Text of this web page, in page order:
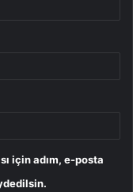
için adım, e-posta